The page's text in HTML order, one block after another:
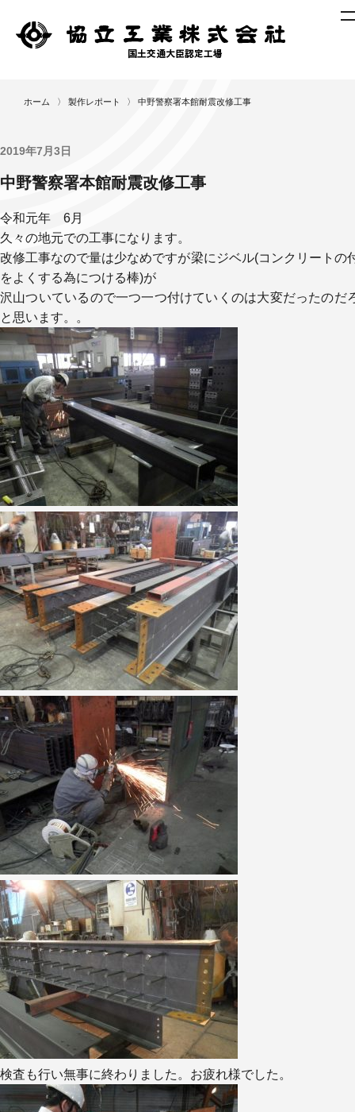
ス
作
ポ
ー
ト
作
業
工
程
設
備
機
器
工
事
実
績
ア
ク
セ
ス
採
用
情
報
会
社
概
要
ホーム 〉 製作レポート 〉 中野警察署本館耐震改修工事
2019年7月3日
中野警察署本館耐震改修工事
令和元年 6月
久々の地元での工事になります。
改修工事なので量は少なめですが梁にジベル(コンクリートの
をよくする為につける棒)が
沢山ついているので一つ一つ付けていくのは大変だったのだ
と思います。。
検査も行い無事に終わりました。お疲れ様でした。